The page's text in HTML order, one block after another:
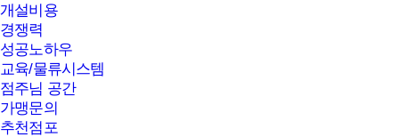
개설비용
경쟁력
성공노하우
교육/물류시스템
점주님 공간
가맹문의
추천점포